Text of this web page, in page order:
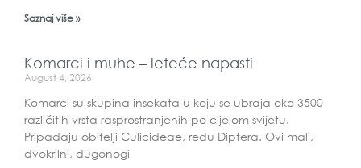
Saznaj više »
Komarci i muhe – leteće napasti
August 4, 2026
Komarci su skupina insekata u koju se ubraja oko 3500
različitih vrsta rasprostranjenih po cijelom svijetu.
Pripadaju obitelji Culicideae, redu Diptera. Ovi mali,
dvokrilni, dugonogi